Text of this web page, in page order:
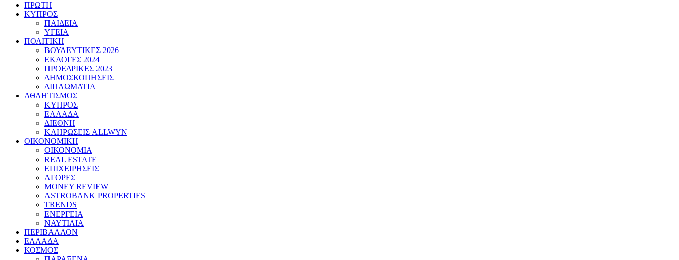
ΠΡΩΤΗ
ΚΥΠΡΟΣ
ΠΑΙΔΕΙΑ
ΥΓΕΙΑ
ΠΟΛΙΤΙΚΗ
ΒΟΥΛΕΥΤΙΚΕΣ 2026
ΕΚΛΟΓΕΣ 2024
ΠΡΟΕΔΡΙΚΕΣ 2023
ΔΗΜΟΣΚΟΠΗΣΕΙΣ
ΔΙΠΛΩΜΑΤΙΑ
ΑΘΛΗΤΙΣΜΟΣ
ΚΥΠΡΟΣ
ΕΛΛΑΔΑ
ΔΙΕΘΝΗ
ΚΛΗΡΩΣΕΙΣ ALLWYN
ΟΙΚΟΝΟΜΙΚΗ
ΟΙΚΟΝΟΜΙΑ
REAL ESTATE
ΕΠΙΧΕΙΡΗΣΕΙΣ
ΑΓΟΡΕΣ
MONEY REVIEW
ASTROBANK PROPERTIES
TRENDS
ΕΝΕΡΓΕΙΑ
ΝΑΥΤΙΛΙΑ
ΠΕΡΙΒΑΛΛΟΝ
ΕΛΛΑΔΑ
ΚΟΣΜΟΣ